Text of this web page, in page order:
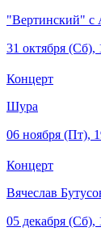
"Вертинский" с
31 октября (Сб),
Концерт
Шура
06 ноября (Пт),
Концерт
Вячеслав
05 декабря (Сб),